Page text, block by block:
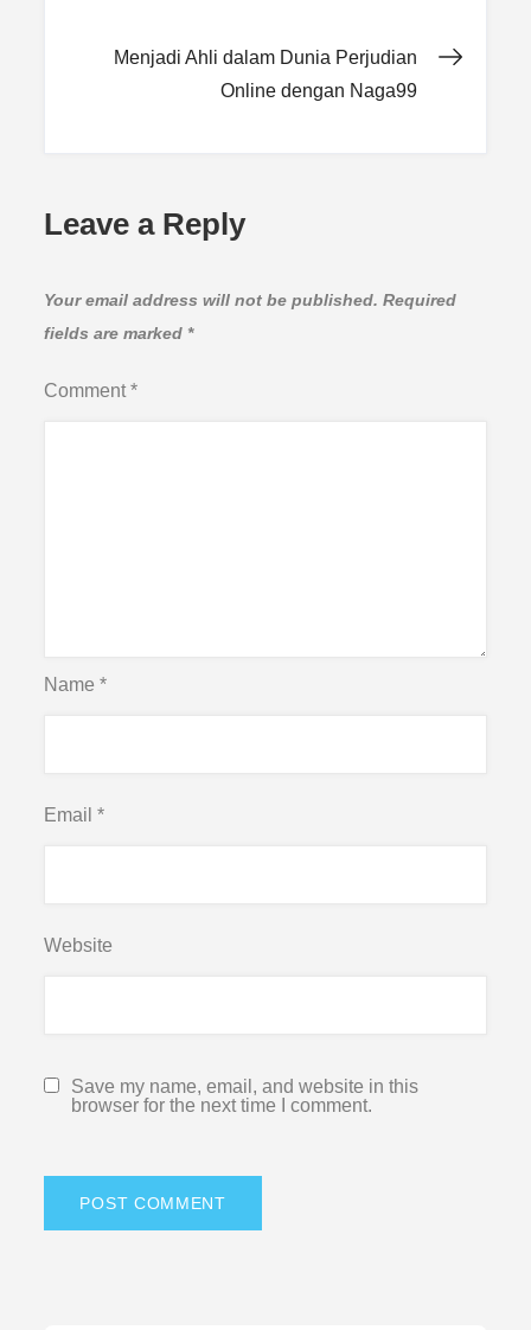
Menjadi Ahli dalam Dunia Perjudian
Online dengan Naga99
Leave a Reply
Your email address will not be published. Required
fields are marked *
Comment*
Name*
Email*
Website
Save my name, email, and website in this
browser for the next time I comment.